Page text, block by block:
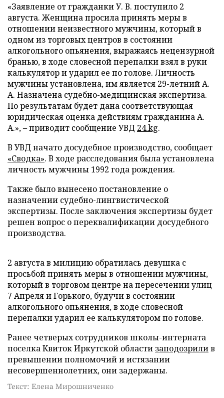
«Заявление от гражданки У. В. поступило 2
августа. Женщина просила принять меры в
отношении неизвестного мужчины, который в
одном из торговых центров в состоянии
алкогольного опьянения, выражаясь нецензурной
бранью, в ходе словесной перепалки взял в руки
калькулятор и ударил ее по голове. Личность
мужчины установлена, им является 29-летний А.
А. Назначена судебно-медицинская экспертиза.
По результатам будет дана соответствующая
юридическая оценка действиям гражданина А.
А.», – приводит сообщение УВД 24.kg.
В УВД начато досудебное производство, сообщает
«Сводка». В ходе расследования была установлена
личность мужчины 1992 года рождения.
Также было вынесено постановление о
назначении судебно-лингвистической
экспертизы. После заключения экспертизы будет
решен вопрос о переквалификации досудебного
производства.
2 августа в милицию обратилась девушка с
просьбой принять меры в отношении мужчины,
который в торговом центре на пересечении улиц
7 Апреля и Горького, будучи в состоянии
алкогольного опьянения, в ходе словесной
перепалки ударил ее калькулятором по голове.
Ранее четверых сотрудников школы-интерната
поселка Квиток Иркутской области заподозрилив
превышении полномочий и истязании
несовершеннолетних, они задержаны.
Текст: Елена Мирошниченко